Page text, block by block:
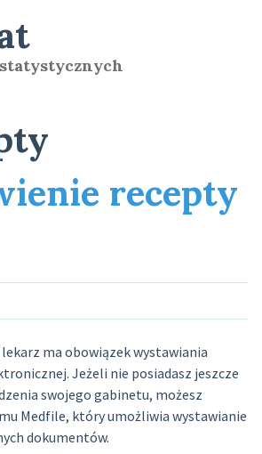
recepty
lekarz ma obowiązek wystawiania
Jeżeli nie posiadasz jeszcze
swojego gabinetu, możesz
Medfile, który umożliwia wystawianie
dokumentów.